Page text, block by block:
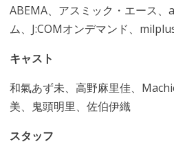
ABEMA、アスミック・エース
ム、J:COMオンデマンド、
キャスト
和氣あず未、高野麻里佳、
美、鬼頭明里、佐伯伊織
スタッフ